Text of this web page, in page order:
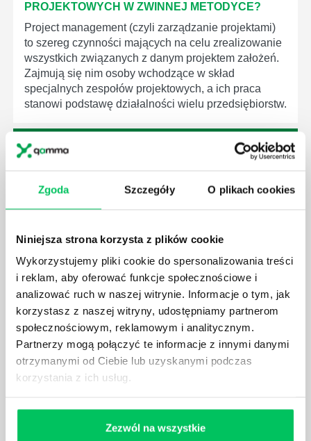
Zgoda Szczegóły O plikach cookies
Niniejsza strona korzysta z plików cookie
Wykorzystujemy pliki cookie do spersonalizowania treści
i reklam, aby oferować funkcje społecznościowe i
analizować ruch w naszej witrynie. Informacje o tym, jak
korzystasz z naszej witryny, udostępniamy partnerom
społecznościowym, reklamowym i analitycznym.
Partnerzy mogą połączyć te informacje z innymi danymi
otrzymanymi od Ciebie lub uzyskanymi podczas
korzystania z ich usług.
Zezwól na wszystkie
PROJEKTOWYCH W ZWINNEJ METODYCE?
Project management (czyli zarządzanie projektami)
to szereg czynności mających na celu zrealizowanie
wszystkich związanych z danym projektem założeń.
Zajmują się nim osoby wchodzące w skład
specjalnych zespołów projektowych, a ich praca
stanowi podstawę działalności wielu przedsiębiorstw.
JAKIE ZADANIA MUSZĄ ZREALIZOWAĆ
PRACOWNICY ZESPOŁU PROJEKTOWEGO?
AGILE to coraz popularniejsze w każdej większej (i
mniejszej) firmie pojęcie związane z realizacją
projektów biznesowych. Z pewnością każda osoba
zatrudniona w takim miejscu choć raz się z nim
spotkała.
JAKIE UMIEJĘTNOŚCI MENEDŻERSKIE
Nawet zespół złożony z doskonale wykształconych i